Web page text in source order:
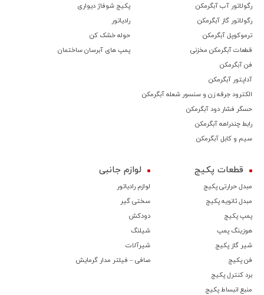
رگولاتور آب آبگرمکن
رگولاتور گاز آبگرمکن
ترموكوپل آبگرمکن
قطعات آبگرمکن مخزنی
فن آبگرمکن
آداپتور آبگرمکن
الکترود جرقه زن و سنسور شعله آبگرمکن
حسگر فشار دود آبگرمکن
رابط چندراهه آبگرمکن
سیم و کابل آبگرمکن
پکیج شوفاژ دیواری
رادیاتور
حوله خشک کن
پمپ های آبرسان ساختمان
قطعات پکیج
مبدل حرارتی پکیج
مبدل ثانویه پکیج
پمپ پکیج
هوزینگ پمپ
شیر گاز پکیج
فن پکیج
برد کنترل پکیج
منبع انبساط پکیج
لوازم جانبی
لوازم رادیاتور
سختی گیر
دودکش
شیلنگ
شیرآلات
صافی – فیلتر مدار گرمایش